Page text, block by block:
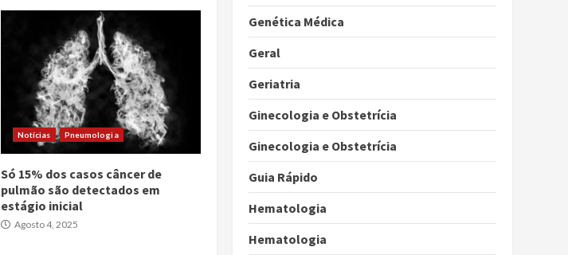
Notícias Pneumologia
Só 15% dos casos câncer de
pulmão são detectados em
estágio inicial
Agosto 4, 2025
Genética Médica
Geral
Geriatria
Ginecologia e Obstetrícia
Ginecologia e Obstetrícia
Guia Rápido
Hematologia
Hematologia